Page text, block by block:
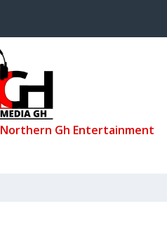
Northern Gh Entertainment